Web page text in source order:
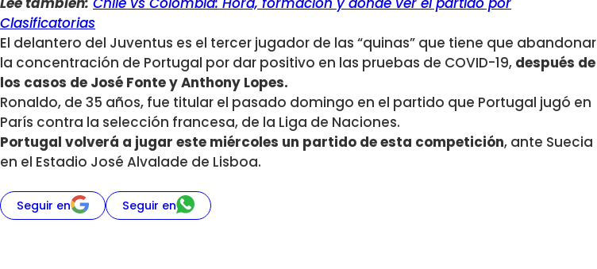
Clasificatorias
El delantero del Juventus es el tercer jugador de las “quinas” que tiene que abandonar
la concentración de Portugal por dar positivo en las pruebas de COVID-19, después de
los casos de José Fonte y Anthony Lopes.
Ronaldo, de 35 años, fue titular el pasado domingo en el partido que Portugal jugó en
París contra la selección francesa, de la Liga de Naciones.
Portugal volverá a jugar este miércoles un partido de esta competición, ante Suecia
en el Estadio José Alvalade de Lisboa.
Seguir en Seguir en